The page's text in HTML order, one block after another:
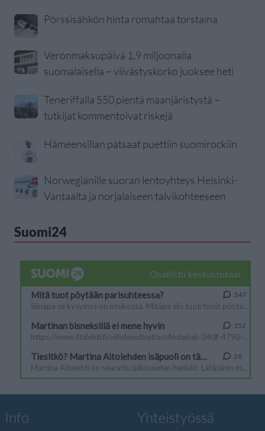
Pörssisähkön hinta romahtaa torstaina
Veronmaksupäivä 1,9 miljoonalla
suomalaisella – viivästyskorko juoksee heti
Teneriffalla 550 pientä maanjäristystä –
tutkijat kommentoivat riskejä
Hämeensillan patsaat puettiin suomirockiin
Norwegianille suoran lentoyhteys Helsinki-
Vantaalta ja norjalaiseen talvikohteeseen
Suomi24
Info Yhteistyössä